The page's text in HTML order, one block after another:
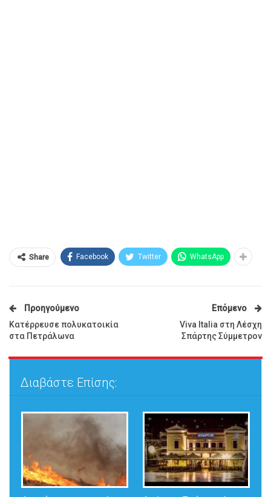
Share Facebook Twitter WhatsApp
Προηγούμενο
Κατέρρευσε πολυκατοικία
στα Πετράλωνα
Επόμενο
Viva Italia στη Λέσχη
Σπάρτης Σύμμετρον
Διαβάστε Επίσης: